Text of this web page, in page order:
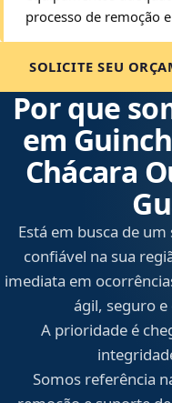
processo de remoção
SOLICITE SEU
Por que
em
Chácara
Está em busca de
confiável na sua
imediata em
ágil, seguro e
A prioridade é
Somos referência